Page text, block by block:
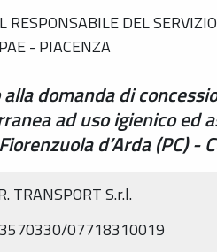
RESPONSABILE DEL
- PIACENZA
domanda di
ad uso igienico ed
d’Arda (PC) -
TRANSPORT S.r.l.
07718310019